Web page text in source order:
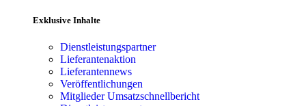
Exklusive Inhalte
Dienstleistungspartner
Lieferantenaktion
Lieferantennews
Veröffentlichungen
Mitglieder Umsatzschnellbericht